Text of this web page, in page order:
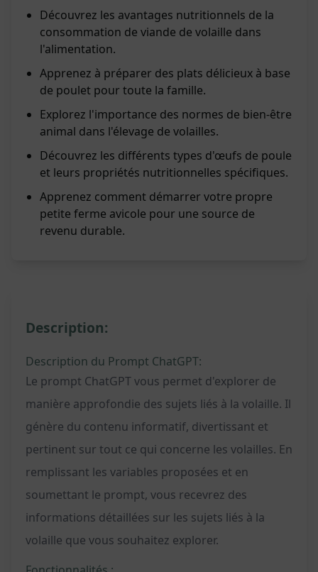
Découvrez les avantages nutritionnels de la
consommation de viande de volaille dans
l'alimentation.
Apprenez à préparer des plats délicieux à base
de poulet pour toute la famille.
Explorez l'importance des normes de bien-être
animal dans l'élevage de volailles.
Découvrez les différents types d'œufs de poule
et leurs propriétés nutritionnelles spécifiques.
Apprenez comment démarrer votre propre
petite ferme avicole pour une source de
revenu durable.
Description:
Description du Prompt ChatGPT:
Le prompt ChatGPT vous permet d'explorer de
manière approfondie des sujets liés à la volaille. Il
génère du contenu informatif, divertissant et
pertinent sur tout ce qui concerne les volailles. En
remplissant les variables proposées et en
soumettant le prompt, vous recevrez des
informations détaillées sur les sujets liés à la
volaille que vous souhaitez explorer.